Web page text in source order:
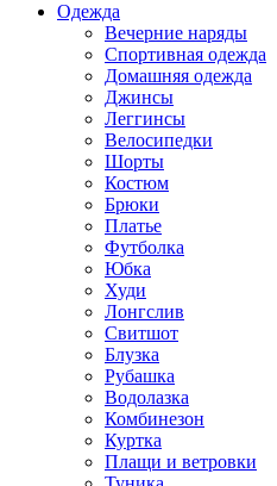
Одежда
Вечерние наряды
Спортивная одежда
Домашняя одежда
Джинсы
Леггинсы
Велосипедки
Шорты
Костюм
Брюки
Платье
Футболка
Юбка
Худи
Лонгслив
Свитшот
Блузка
Рубашка
Водолазка
Комбинезон
Куртка
Плащи и ветровки